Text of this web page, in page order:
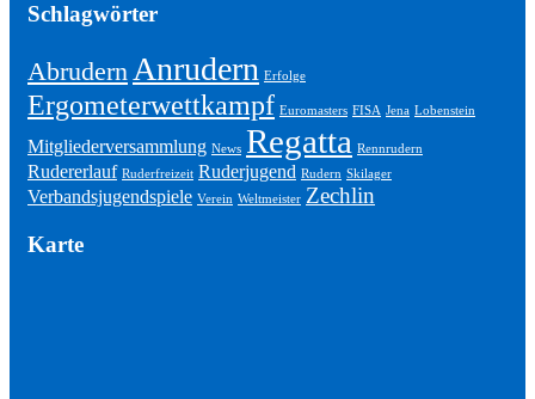
Schlagwörter
Abrudern Anrudern Erfolge
Ergometerwettkampf Euromasters FISA Jena Lobenstein
Mitgliederversammlung News Regatta Rennrudern
Rudererlauf Ruderfreizeit Ruderjugend Rudern Skilager
Verbandsjugendspiele Verein Weltmeister Zechlin
Karte